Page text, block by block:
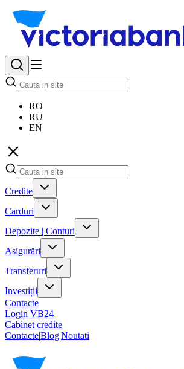
RO
RU
EN
Credite
Carduri
Depozite | Conturi
Asigurări
Transferuri
Investiții
Contacte
Login VB24
Cabinet credite
Contacte|Blog|Noutati